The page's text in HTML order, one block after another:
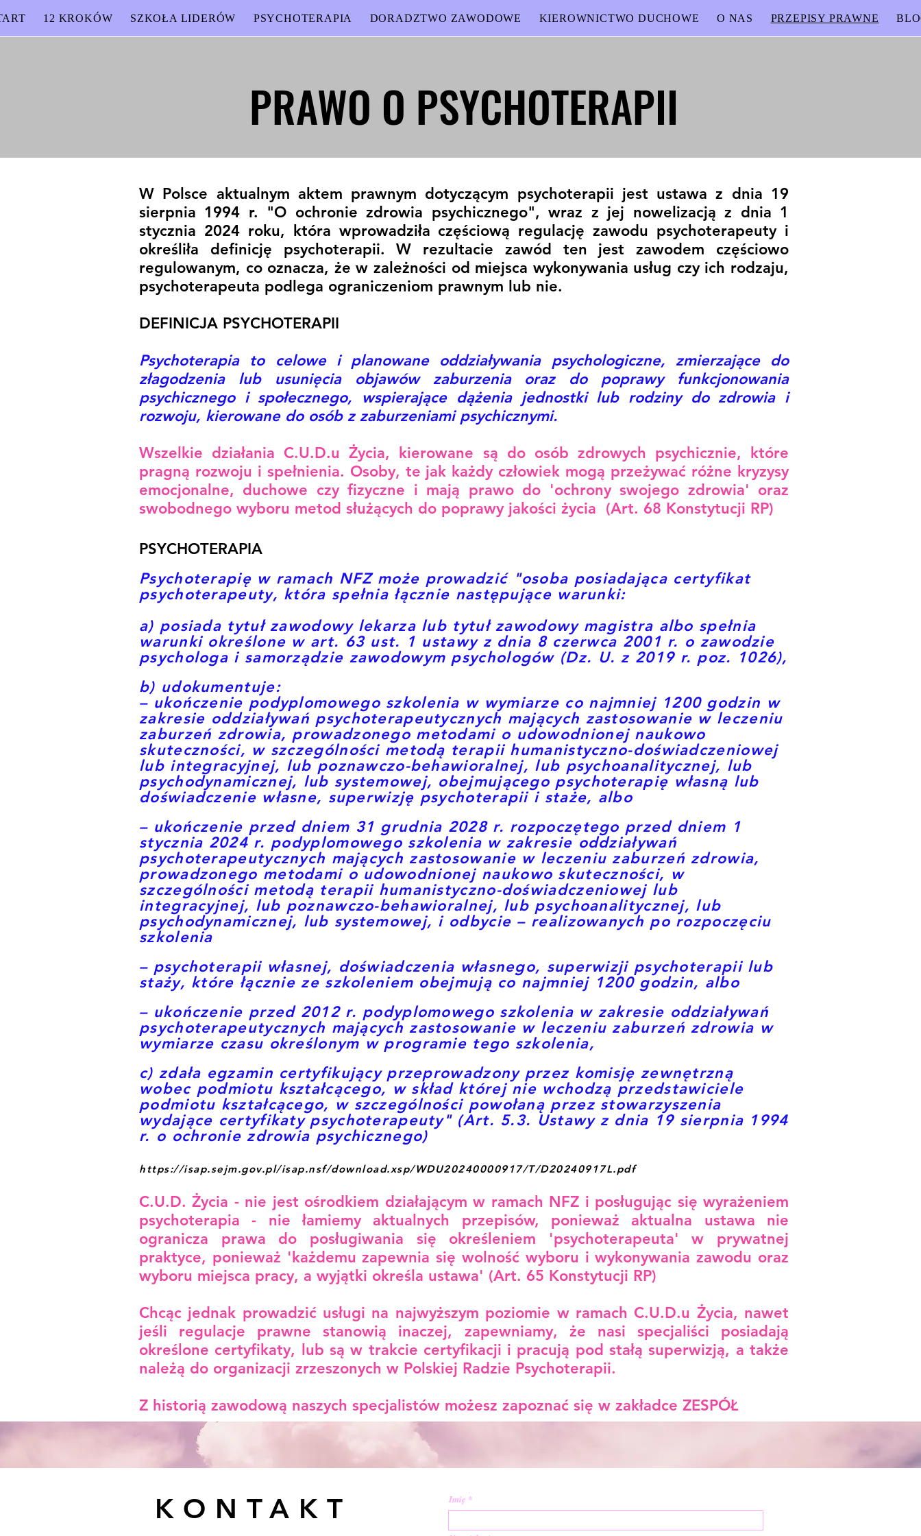
12 KROKÓW SZKOŁA LIDERÓW PSYCHOTERAPIA DORADZTWO ZAWODOWE KIEROWNICTWO DUCHOWE O NAS PRZEPISY PRAWNE
PRAWO O PSYCHOTERAPII
PRAWO O PSYCHOTERAPII
W Polsce aktualnym aktem prawnym dotyczącym psychoterapii jest ustawa z dnia 19
sierpnia 1994 r. "O ochronie zdrowia psychicznego", wraz z jej nowelizacją z dnia 1
stycznia 2024 roku, która wprowadziła częściową regulację zawodu psychoterapeuty i
określiła definicję psychoterapii. W rezultacie zawód ten jest zawodem częściowo
regulowanym, co oznacza, że w zależności od miejsca wykonywania usług czy ich rodzaju,
psychoterapeuta podlega ograniczeniom prawnym lub nie.
DEFINICJA PSYCHOTERAPII
Psychoterapia to celowe i planowane oddziaływania psychologiczne, zmierzające do
złagodzenia lub usunięcia objawów zaburzenia oraz do poprawy funkcjonowania
psychicznego i społecznego, wspierające dążenia jednostki lub rodziny do zdrowia i
rozwoju, kierowane do osób z zaburzeniami psychicznymi.
Wszelkie działania C.U.D.u Życia, kierowane są do osób zdrowych psychicznie, które
pragną rozwoju i spełnienia. Osoby, te jak każdy człowiek mogą przeżywać różne kryzysy
emocjonalne, duchowe czy fizyczne i mają prawo do 'ochrony swojego zdrowia' oraz
swobodnego wyboru metod służących do poprawy jakości życia (Art. 68 Konstytucji RP)
PSYCHOTERAPIA
Psychoterapię w ramach NFZ może prowadzić "osoba posiadająca certyfikat
psychoterapeuty, która spełnia łącznie następujące warunki:
a) posiada tytuł zawodowy lekarza lub tytuł zawodowy magistra albo spełnia
warunki określone w art. 63 ust. 1 ustawy z dnia 8 czerwca 2001 r. o zawodzie
psychologa i samorządzie zawodowym psychologów (Dz. U. z 2019 r. poz. 1026),
b) udokumentuje:
– ukończenie podyplomowego szkolenia w wymiarze co najmniej 1200 godzin w
zakresie oddziaływań psychoterapeutycznych mających zastosowanie w leczeniu
zaburzeń zdrowia, prowadzonego metodami o udowodnionej naukowo
skuteczności, w szczególności metodą terapii humanistyczno-doświadczeniowej
lub integracyjnej, lub poznawczo-behawioralnej, lub psychoanalitycznej, lub
psychodynamicznej, lub systemowej, obejmującego psychoterapię własną lub
doświadczenie własne, superwizję psychoterapii i staże, albo
– ukończenie przed dniem 31 grudnia 2028 r. rozpoczętego przed dniem 1
stycznia 2024 r. podyplomowego szkolenia w zakresie oddziaływań
psychoterapeutycznych mających zastosowanie w leczeniu zaburzeń zdrowia,
prowadzonego metodami o udowodnionej naukowo skuteczności, w
szczególności metodą terapii humanistyczno-doświadczeniowej lub
integracyjnej, lub poznawczo-behawioralnej, lub psychoanalitycznej, lub
psychodynamicznej, lub systemowej, i odbycie – realizowanych po rozpoczęciu
szkolenia
– psychoterapii własnej, doświadczenia własnego, superwizji psychoterapii lub
staży, które łącznie ze szkoleniem obejmują co najmniej 1200 godzin, albo
– ukończenie przed 2012 r. podyplomowego szkolenia w zakresie oddziaływań
psychoterapeutycznych mających zastosowanie w leczeniu zaburzeń zdrowia w
wymiarze czasu określonym w programie tego szkolenia,
c) zdała egzamin certyfikujący przeprowadzony przez komisję zewnętrzną
wobec podmiotu kształcącego, w skład której nie wchodzą przedstawiciele
podmiotu kształcącego, w szczególności powołaną przez stowarzyszenia
wydające certyfikaty psychoterapeuty" (Art. 5.3. Ustawy z dnia 19 sierpnia 1994
r. o ochronie zdrowia psychicznego)
https://isap.sejm.gov.pl/isap.nsf/download.xsp/WDU20240000917/T/D20240917L.pdf
C.U.D. Życia - nie jest ośrodkiem działającym w ramach NFZ i posługując się wyrażeniem
psychoterapia - nie łamiemy aktualnych przepisów, ponieważ aktualna ustawa nie
ogranicza prawa do posługiwania się określeniem 'psychoterapeuta' w prywatnej
praktyce, ponieważ 'każdemu zapewnia się wolność wyboru i wykonywania zawodu oraz
wyboru miejsca pracy, a wyjątki określa ustawa' (Art. 65 Konstytucji RP)
Chcąc jednak prowadzić usługi na najwyższym poziomie w ramach C.U.D.u Życia, nawet
jeśli regulacje prawne stanowią inaczej, zapewniamy, że nasi specjaliści posiadają
określone certyfikaty, lub są w trakcie certyfikacji i pracują pod stałą superwizją, a także
należą do organizacji zrzeszonych w Polskiej Radzie Psychoterapii.​
Z historią zawodową naszych specjalistów możesz zapoznać się w zakładce ZESPÓŁ
KONTAKT Imię